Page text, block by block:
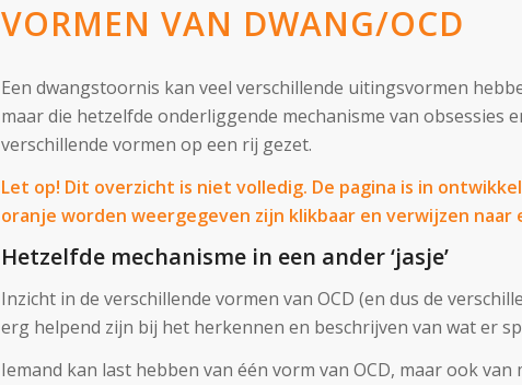
VORMEN VAN DWANG/OCD
Een dwangstoornis kan veel verschillende uitingsvormen
maar die hetzelfde onderliggende mechanisme van obsessies
verschillende vormen op een rij gezet.
Let op! Dit overzicht is niet volledig. De pagina is in
oranje worden weergegeven zijn klikbaar en verwijzen
Hetzelfde mechanisme in een ander ‘jasje’
Inzicht in de verschillende vormen van OCD (en dus de
erg helpend zijn bij het herkennen en beschrijven van wat er
Iemand kan last hebben van één vorm van OCD, maar ook